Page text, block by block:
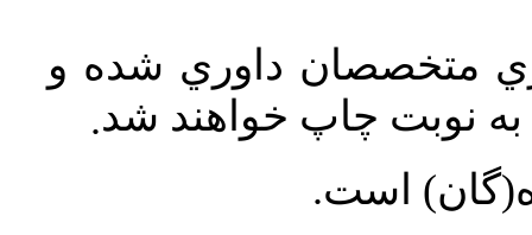
متخصصان داوري شده و
نوبت چاپ خواهند شد.
است.